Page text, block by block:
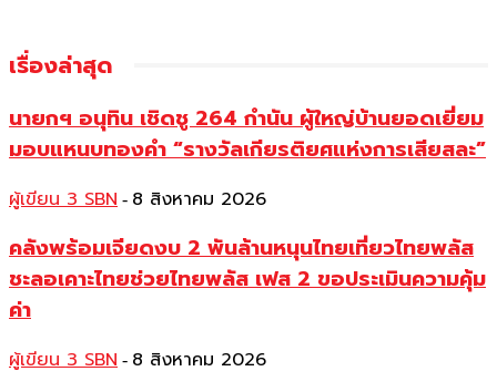
เรื่องล่าสุด
นายกฯ อนุทิน เชิดชู 264 กำนัน ผู้ใหญ่บ้านยอดเยี่ยม
มอบแหนบทองคำ “รางวัลเกียรติยศแห่งการเสียสละ”
ผู้เขียน 3 SBN - 8 สิงหาคม 2026
คลังพร้อมเจียดงบ 2 พันล้านหนุนไทยเที่ยวไทยพลัส
ชะลอเคาะไทยช่วยไทยพลัส เฟส 2 ขอประเมินความคุ้ม
ค่า
ผู้เขียน 3 SBN - 8 สิงหาคม 2026